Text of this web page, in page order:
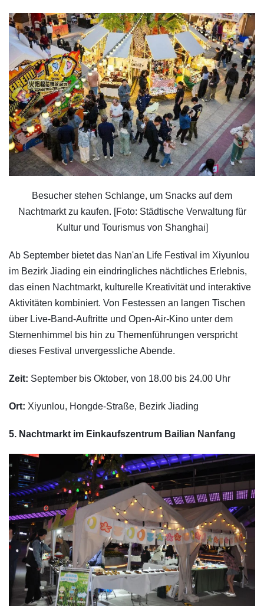
Besucher stehen Schlange, um Snacks auf dem
Nachtmarkt zu kaufen. [Foto: Städtische Verwaltung für
Kultur und Tourismus von Shanghai]
Ab September bietet das Nan'an Life Festival im Xiyunlou
im Bezirk Jiading ein eindringliches nächtliches Erlebnis,
das einen Nachtmarkt, kulturelle Kreativität und interaktive
Aktivitäten kombiniert. Von Festessen an langen Tischen
über Live-Band-Auftritte und Open-Air-Kino unter dem
Sternenhimmel bis hin zu Themenführungen verspricht
dieses Festival unvergessliche Abende.
Zeit: September bis Oktober, von 18.00 bis 24.00 Uhr
Ort: Xiyunlou, Hongde-Straße, Bezirk Jiading
5. Nachtmarkt im Einkaufszentrum Bailian Nanfang